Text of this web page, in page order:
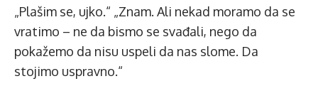
„Plašim se, ujko.“ „Znam. Ali nekad moramo da se
vratimo – ne da bismo se svađali, nego da
pokažemo da nisu uspeli da nas slome. Da
stojimo uspravno.“